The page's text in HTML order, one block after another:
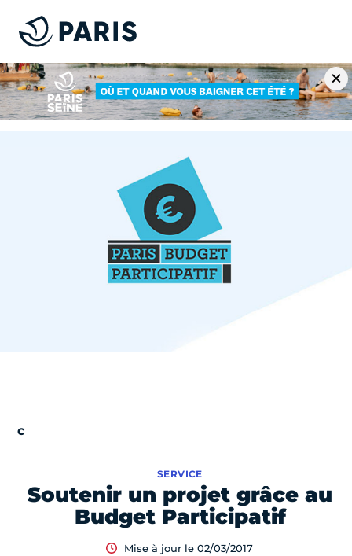
Soutenir un projet grâce au
Budget Participatif
SERVICE
Mise à jour le 02/03/2017